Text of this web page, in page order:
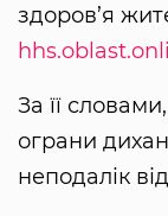
здоров’я
За її
ограни
неподалік